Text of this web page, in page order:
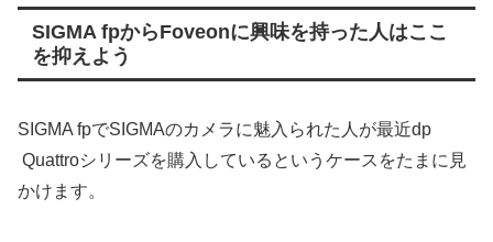
SIGMA fpからFoveonに興味を持った人はここ
を抑えよう
SIGMA fpでSIGMAのカメラに魅入られた人が最近dp
Quattroシリーズを購入しているというケースをたまに見
かけます。